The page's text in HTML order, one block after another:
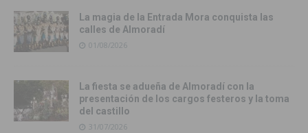
La magia de la Entrada Mora conquista las
calles de Almoradí
01/08/2026
La fiesta se adueña de Almoradí con la
presentación de los cargos festeros y la toma
del castillo
31/07/2026